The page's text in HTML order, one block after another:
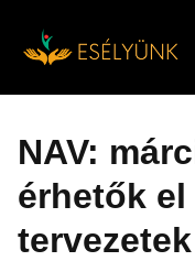
tartalomra
NAV:
érhetők
tervezetek